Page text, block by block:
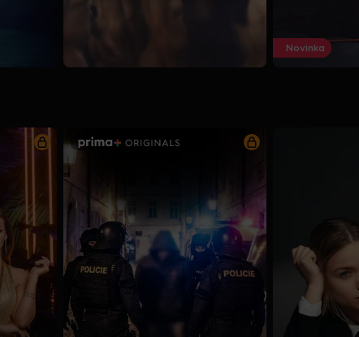
Novinka